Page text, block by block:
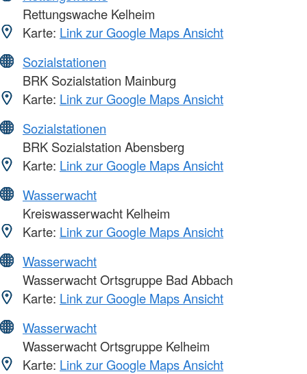
Rettungswache Kelheim
Karte: Link zur Google Maps Ansicht
Sozialstationen
BRK Sozialstation Mainburg
Karte: Link zur Google Maps Ansicht
Sozialstationen
BRK Sozialstation Abensberg
Karte: Link zur Google Maps Ansicht
Wasserwacht
Kreiswasserwacht Kelheim
Karte: Link zur Google Maps Ansicht
Wasserwacht
Wasserwacht Ortsgruppe Bad Abbach
Karte: Link zur Google Maps Ansicht
Wasserwacht
Wasserwacht Ortsgruppe Kelheim
Karte: Link zur Google Maps Ansicht